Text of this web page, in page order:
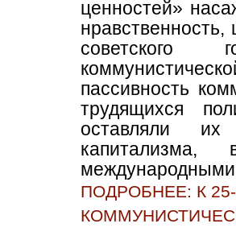
ценностей»
советского
пассивность
трудящихся
оставляли их
ПОДРОБНЕЕ: К